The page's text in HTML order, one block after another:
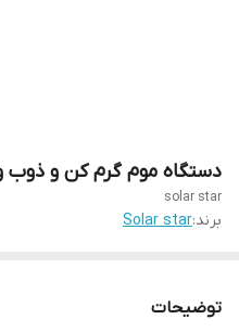
دستگاه موم گرم کن و ذوب
solar star
برند:Solar star
توضیحات